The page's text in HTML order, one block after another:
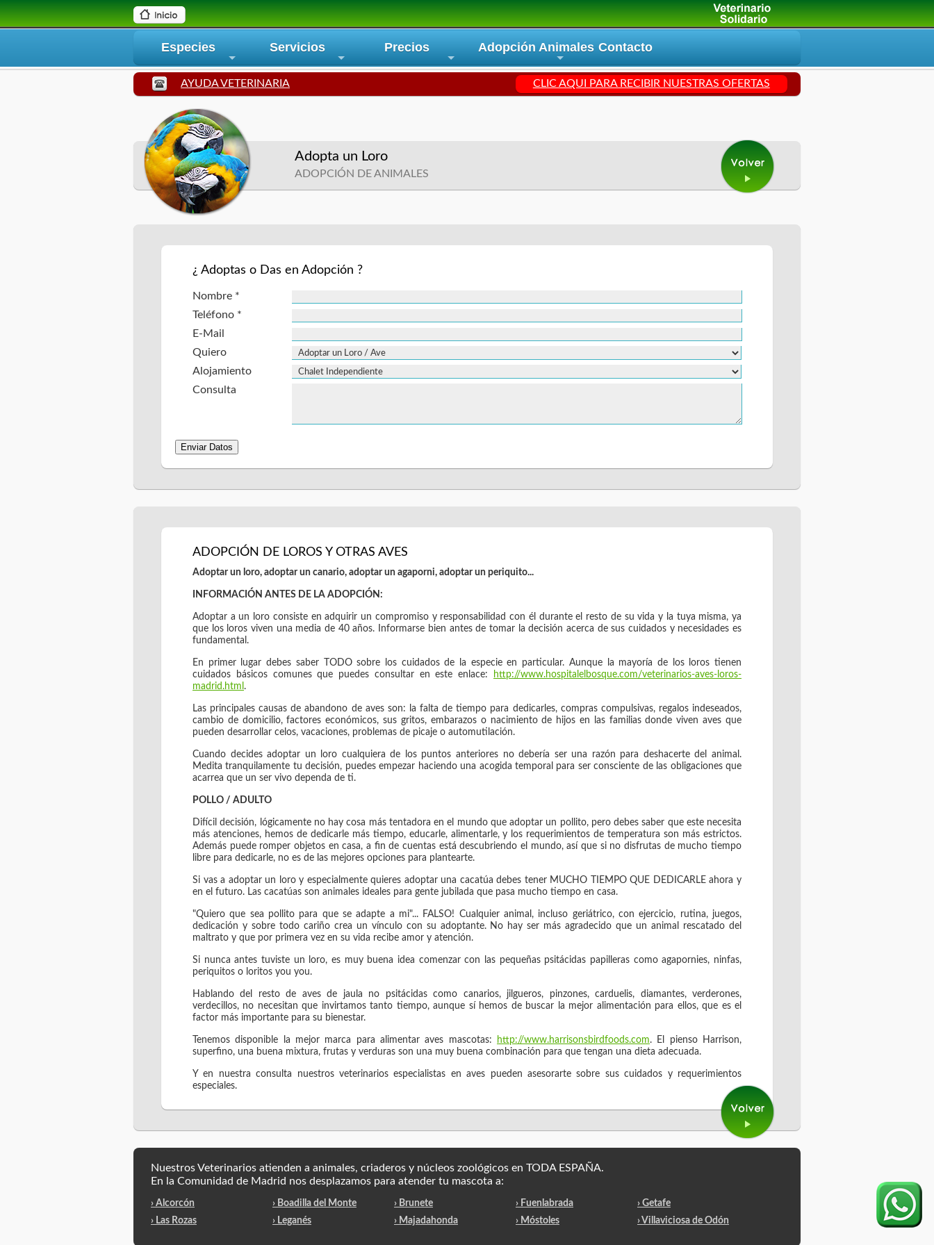
+
Especies
+
Servicios
+
Precios
+
Adopción Animales Contacto
AYUDA VETERINARIA CLIC AQUI PARA RECIBIR NUESTRAS OFERTAS
Adopta un Loro
ADOPCIÓN DE ANIMALES
¿ Adoptas o Das en Adopción ?
Nombre *
Teléfono *
E-Mail
Quiero
Alojamiento
Consulta
ADOPCIÓN DE LOROS Y OTRAS AVES
Adoptar un loro, adoptar un canario, adoptar un agaporni, adoptar un periquito...
INFORMACIÓN ANTES DE LA ADOPCIÓN:
Adoptar a un loro consiste en adquirir un compromiso y responsabilidad con él durante el resto de su vida y la tuya misma, ya
que los loros viven una media de 40 años. Informarse bien antes de tomar la decisión acerca de sus cuidados y necesidades es
fundamental.
En primer lugar debes saber TODO sobre los cuidados de la especie en particular. Aunque la mayoría de los loros tienen
cuidados básicos comunes que puedes consultar en este enlace:
http://www.hospitalelbosque.com/veterinarios-aves-loros-
madrid.html .
Las principales causas de abandono de aves son: la falta de tiempo para dedicarles, compras compulsivas, regalos indeseados,
cambio de domicilio, factores económicos, sus gritos, embarazos o nacimiento de hijos en las familias donde viven aves que
pueden desarrollar celos, vacaciones, problemas de picaje o automutilación.
Cuando decides adoptar un loro cualquiera de los puntos anteriores no debería ser una razón para deshacerte del animal.
Medita tranquilamente tu decisión, puedes empezar haciendo una acogida temporal para ser consciente de las obligaciones que
acarrea que un ser vivo dependa de ti.
POLLO / ADULTO
Difícil decisión, lógicamente no hay cosa más tentadora en el mundo que adoptar un pollito, pero debes saber que este necesita
más atenciones, hemos de dedicarle más tiempo, educarle, alimentarle, y los requerimientos de temperatura son más estrictos.
Además puede romper objetos en casa, a fin de cuentas está descubriendo el mundo, así que si no disfrutas de mucho tiempo
libre para dedicarle, no es de las mejores opciones para plantearte.
Si vas a adoptar un loro y especialmente quieres adoptar una cacatúa debes tener MUCHO TIEMPO QUE DEDICARLE ahora y
en el futuro. Las cacatúas son animales ideales para gente jubilada que pasa mucho tiempo en casa.
"Quiero que sea pollito para que se adapte a mi"... FALSO! Cualquier animal, incluso geriátrico, con ejercicio, rutina, juegos,
dedicación y sobre todo cariño crea un vínculo con su adoptante. No hay ser más agradecido que un animal rescatado del
maltrato y que por primera vez en su vida recibe amor y atención.
Si nunca antes tuviste un loro, es muy buena idea comenzar con las pequeñas psitácidas papilleras como agapornies, ninfas,
periquitos o loritos you you.
Hablando del resto de aves de jaula no psitácidas como canarios, jilgueros, pinzones, carduelis, diamantes, verderones,
verdecillos, no necesitan que invirtamos tanto tiempo, aunque sí hemos de buscar la mejor alimentación para ellos, que es el
factor más importante para su bienestar.
Tenemos disponible la mejor marca para alimentar aves mascotas: http://www.harrisonsbirdfoods.com. El pienso Harrison,
superfino, una buena mixtura, frutas y verduras son una muy buena combinación para que tengan una dieta adecuada.
Y en nuestra consulta nuestros veterinarios especialistas en aves pueden asesorarte sobre sus cuidados y requerimientos
especiales.
Nuestros Veterinarios atienden a animales, criaderos y núcleos zoológicos en TODA ESPAÑA.
En la Comunidad de Madrid nos desplazamos para atender tu mascota a:
› Alcorcón › Boadilla del Monte › Brunete › Fuenlabrada
› Getafe
› Las Rozas
› Leganés › Majadahonda › Móstoles › Villaviciosa de Odón